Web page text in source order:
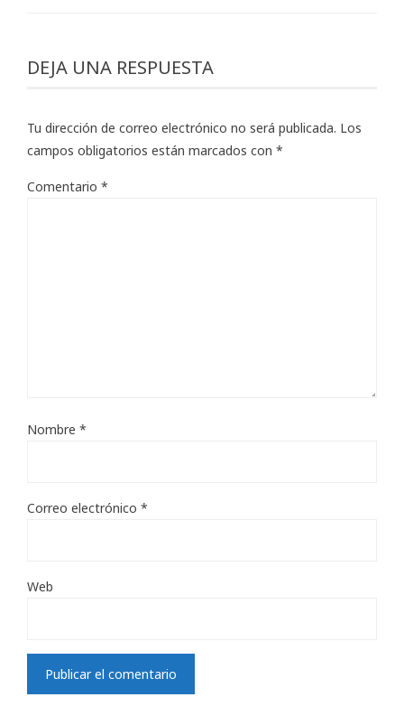
DEJA UNA RESPUESTA
Tu dirección de correo electrónico no será publicada. Los
campos obligatorios están marcados con *
Comentario *
Nombre *
Correo electrónico *
Web